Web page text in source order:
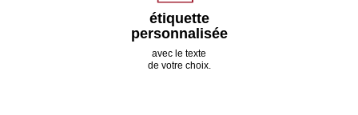
étiquette
personnalisée
avec le texte
de votre choix.